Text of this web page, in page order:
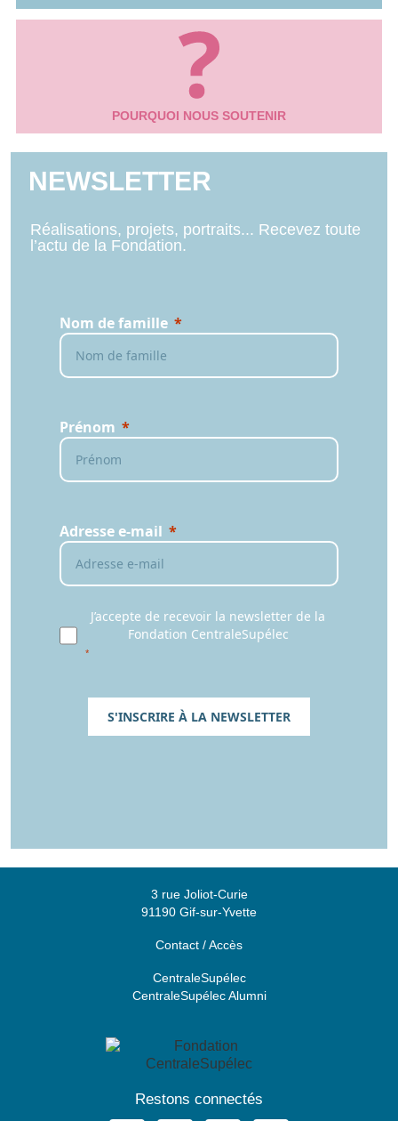
POURQUOI NOUS SOUTENIR
NEWSLETTER
Réalisations, projets, portraits... Recevez toute
l’actu de la Fondation.
Nom de famille
Prénom
Adresse e-mail
J’accepte de recevoir la newsletter de la
Fondation CentraleSupélec
S'INSCRIRE À LA NEWSLETTER
3 rue Joliot-Curie
91190 Gif-sur-Yvette
Contact / Accès
CentraleSupélec
CentraleSupélec Alumni
Restons connectés